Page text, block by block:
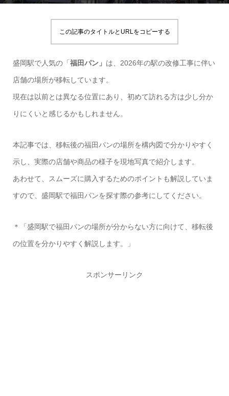
この記事のタイトルとURLをコピーする
盛岡駅で人気の「 福田パン」 は、2026年の駅の改修工事に伴い
店舗の場所が移転しています。
現在は以前とは異なる位置にあり、初めて訪れる方は少し分か
りにくいと感じるかもしれません。
本記事では、移転後の福田パンの場所を構内図で分かりやすく
示し、実際の店舗や商品の様子を現地写真で紹介します。
あわせて、スムーズに購入するためのポイントも解説していま
すので、盛岡駅で福田パンを探す際の参考にしてください。
＊「盛岡駅で福田パンの場所が分からない方に向けて、移転後
の位置を分かりやすく解説します。」
スポンサーリンク